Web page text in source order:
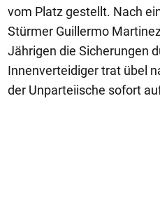
vom Platz gestellt. Nach
Stürmer Guillermo
Jährigen die Sicherungen
Innenverteidiger trat übel
der Unparteiische sofort